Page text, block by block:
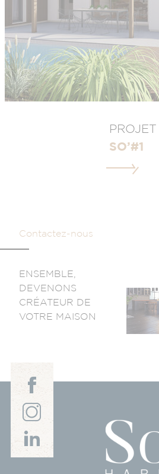
PROJET
SO’#1
Contactez-nous
ENSEMBLE,
DEVENONS
CRÉATEUR DE
VOTRE MAISON